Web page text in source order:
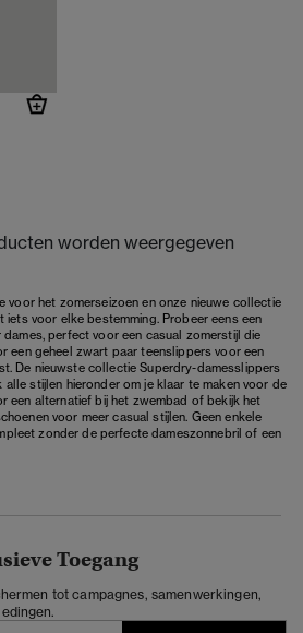
worden weergegeven
voor het zomerseizoen en onze nieuwe collectie
voor elke bestemming. Probeer eens een
perfect voor een casual zomerstijl die
een geheel zwart paar teenslippers voor een
De nieuwste collectie Superdry-damesslippers
stijlen hieronder om je klaar te maken voor de
een alternatief bij het zwembad of bekijk het
voor meer casual stijlen. Geen enkele
zonder de perfecte dameszonnebril of een
Toegang
tot campagnes, samenwerkingen,